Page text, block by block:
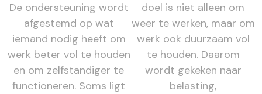
De ondersteuning wordt
afgestemd op wat
iemand nodig heeft om
werk beter vol te houden
en om zelfstandiger te
functioneren. Soms ligt
doel is niet alleen om
weer te werken, maar om
werk ook duurzaam vol
te houden. Daarom
wordt gekeken naar
belasting,